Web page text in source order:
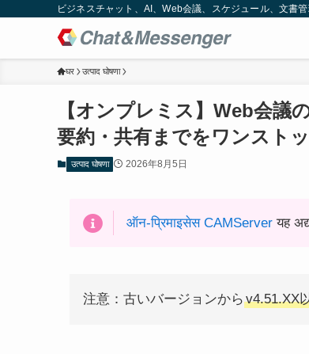
ビジネスチャット、AI、Web会議、スケジュール、文書
घर उत्पाद घोषणा
【オンプレミス】Web会議
要約・共有までをワンスト
उत्पाद घोषणा 2026年8月5日
ऑन-प्रिमाइसेस CAMServer यह
注意：古いバージョンから v4.51.XX